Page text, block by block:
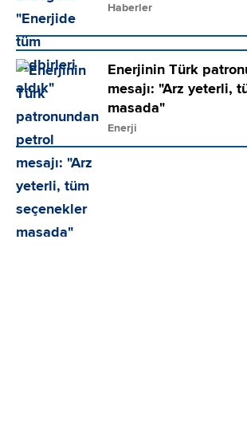
Haberler
Enerjinin Türk
mesajı: "Arz yeterli,
masada"
Enerji